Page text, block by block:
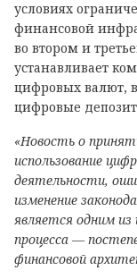
условиях
финансовой
во втором и
устанавливает
цифровых валют,
цифровые
«Новость о
использование
деятельности,
изменение
является одним
процесса —
финансовой